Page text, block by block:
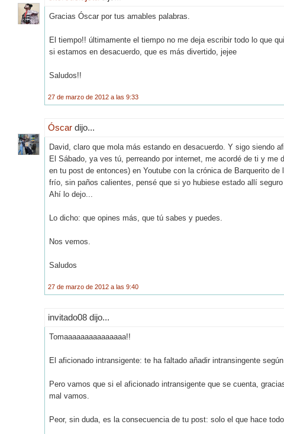
Gracias Óscar por tus amables palabras.
El tiempo!! últimamente el tiempo no me deja escribir todo lo que
si estamos en desacuerdo, que es más divertido, jejee
Saludos!!
27 de marzo de 2012 a las 9:33
Óscar dijo...
David, claro que mola más estando en desacuerdo. Y sigo siendo
El Sábado, ya ves tú, perreando por internet, me acordé de ti y
en tu post de entonces) en Youtube con la crónica de Barquerito
frío, sin paños calientes, pensé que si yo hubiese estado allí
Ahí lo dejo...
Lo dicho: que opines más, que tú sabes y puedes.
Nos vemos.
Saludos
27 de marzo de 2012 a las 9:40
invitado08 dijo...
Tomaaaaaaaaaaaaaaa!!
El aficionado intransigente: te ha faltado añadir intransingente
Pero vamos que si el aficionado intransigente que se cuenta,
mal vamos.
Peor, sin duda, es la consecuencia de tu post: solo el que hace